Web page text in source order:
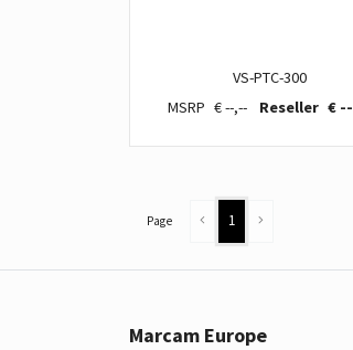
VS-PTC-300
€ --,--
€
Page 1
Marcam Europe